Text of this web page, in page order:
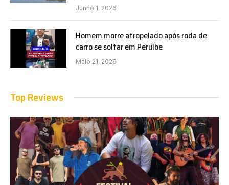
Junho 1, 2026
Homem morre atropelado após roda de
carro se soltar em Peruíbe
Maio 21, 2026
Top Reviews